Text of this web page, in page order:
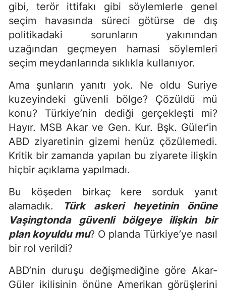
gibi, terör ittifakı gibi söylemlerle genel
seçim havasında süreci götürse de dış
politikadaki sorunların yakınından
uzağından geçmeyen hamasi söylemleri
seçim meydanlarında sıklıkla kullanıyor.
Ama şunların yanıtı yok. Ne oldu Suriye
kuzeyindeki güvenli bölge? Çözüldü mü
konu? Türkiye’nin dediği gerçekleşti mi?
Hayır. MSB Akar ve Gen. Kur. Bşk. Güler’in
ABD ziyaretinin gizemi henüz çözülemedi.
Kritik bir zamanda yapılan bu ziyarete ilişkin
hiçbir açıklama yapılmadı.
Bu köşeden birkaç kere sorduk yanıt
alamadık.
Türk askeri heyetinin önüne
Vaşingtonda güvenli bölgeye ilişkin bir
plan koyuldu mu? O planda Türkiye’ye nasıl
bir rol verildi?
ABD’nin duruşu değişmediğine göre Akar-
Güler ikilisinin önüne Amerikan görüşlerini